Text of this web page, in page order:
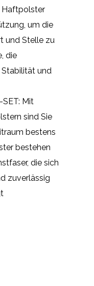
Haftpolster
um die
und Stelle zu
die
und
SET: Mit
sind Sie
bestens
bestehen
die sich
zuverlässig